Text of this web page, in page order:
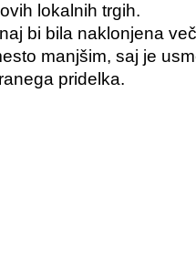
lokalnih trgih.
bi bila naklonjena
manjšim, saj je
pridelka.